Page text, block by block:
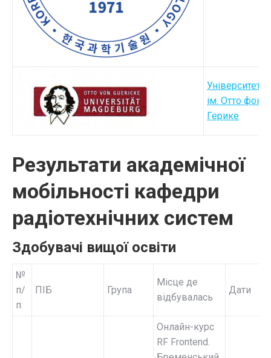
Університет
ім. Отто фон
Герике
Результати академічної
мобільності кафедри
радіотехнічних систем
Здобувачі вищої освіти
№
п/
п
ПІБ Група
Місце де
відбувалась
Дати
Онлайн-курс
RF Frontend.